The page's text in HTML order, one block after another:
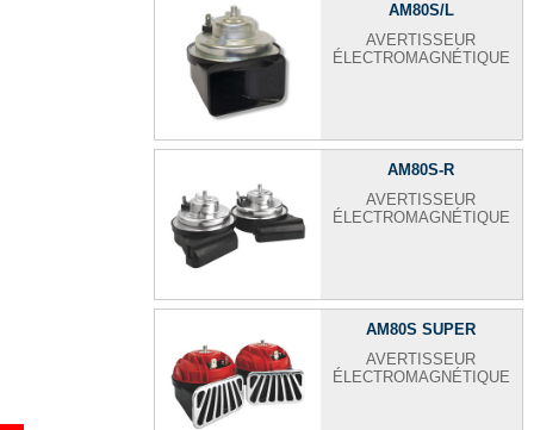
AM80S/L
AVERTISSEUR
ÉLECTROMAGNÉTIQUE
AM80S-R
AVERTISSEUR
ÉLECTROMAGNÉTIQUE
AM80S SUPER
AVERTISSEUR
ÉLECTROMAGNÉTIQUE